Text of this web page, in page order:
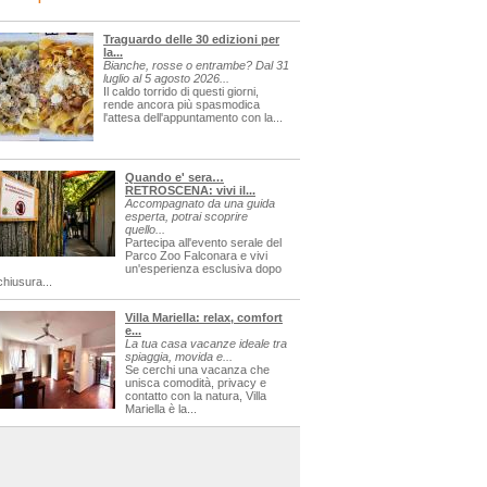
Traguardo delle 30 edizioni per
la...
Bianche, rosse o entrambe? Dal 31
luglio al 5 agosto 2026...
Il caldo torrido di questi giorni,
rende ancora più spasmodica
l'attesa dell'appuntamento con la...
Quando e' sera…
RETROSCENA: vivi il...
Accompagnato da una guida
esperta, potrai scoprire
quello...
Partecipa all'evento serale del
Parco Zoo Falconara e vivi
un'esperienza esclusiva dopo
Villa Mariella: relax, comfort
e...
La tua casa vacanze ideale tra
spiaggia, movida e...
Se cerchi una vacanza che
unisca comodità, privacy e
contatto con la natura, Villa
Mariella è la...